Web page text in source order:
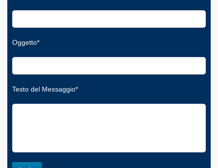
Oggetto*
Testo del Messaggio*